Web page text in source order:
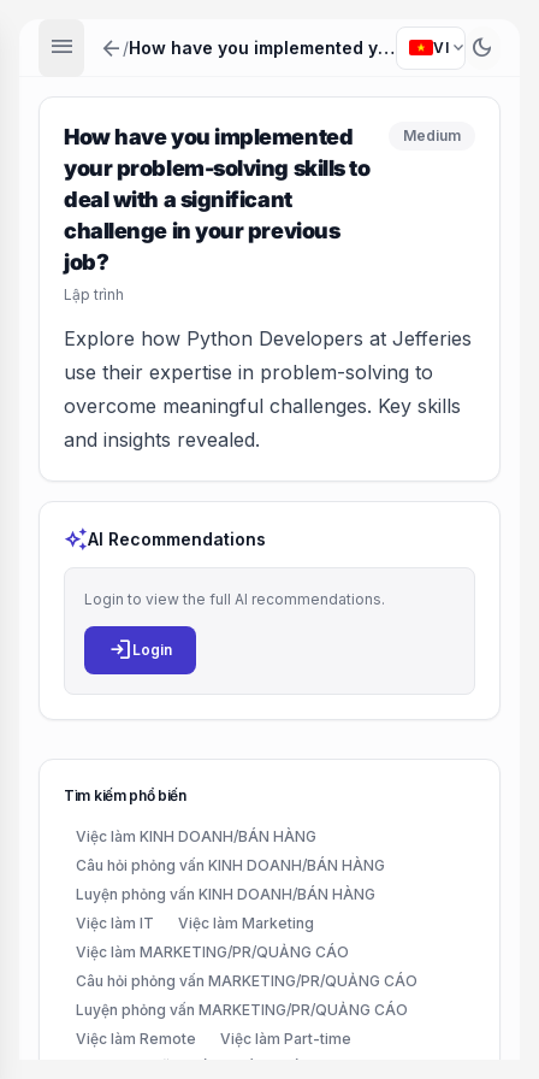
menu arrow_back / How have you implemented your problem-solving skills to deal with a significant challenge in your previous job? VI expand_more dark_mode
How have you implemented
your problem-solving skills to
deal with a significant
challenge in your previous
job?
Lập trình
Medium
Explore how Python Developers at Jefferies
use their expertise in problem-solving to
overcome meaningful challenges. Key skills
and insights revealed.
auto_awesomeAI Recommendations
Login to view the full AI recommendations.
login Login
Tìm kiếm phổ biến
Việc làm KINH DOANH/BÁN HÀNG
Câu hỏi phỏng vấn KINH DOANH/BÁN HÀNG
Luyện phỏng vấn KINH DOANH/BÁN HÀNG
Việc làm IT
Việc làm Marketing
Việc làm MARKETING/PR/QUẢNG CÁO
Câu hỏi phỏng vấn MARKETING/PR/QUẢNG CÁO
Luyện phỏng vấn MARKETING/PR/QUẢNG CÁO
Việc làm Remote
Việc làm Part-time